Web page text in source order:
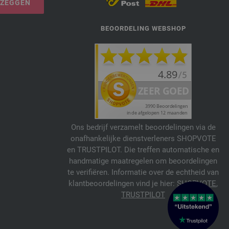
BEOORDELING WEBSHOP
Ons bedrijf verzamelt beoordelingen via de
onafhankelijke dienstverleners SHOPVOTE
en TRUSTPILOT. Die treffen automatische en
handmatige maatregelen om beoordelingen
te verifiëren. Informatie over de echtheid van
klantbeoordelingen vind je hier: SHOPVOTE,
TRUSTPILOT